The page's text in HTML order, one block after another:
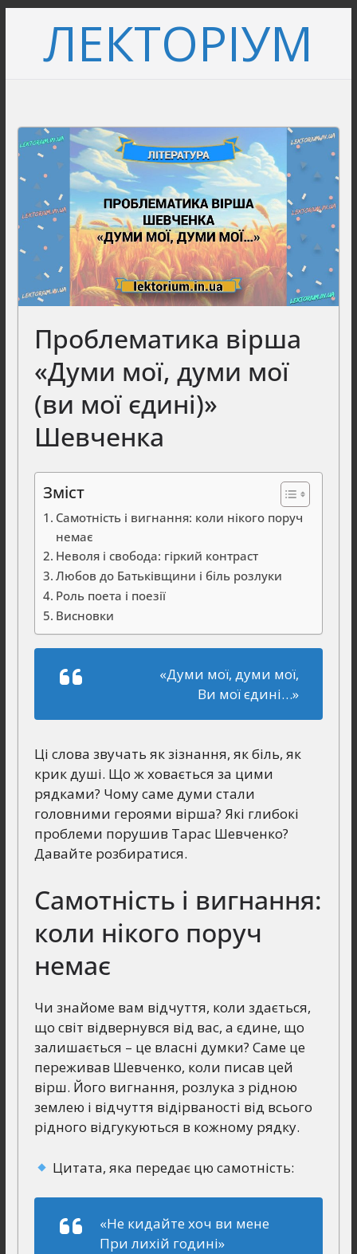
вмістуЛЕКТОРІУМ
Проблематика вірша
«Думи мої, думи мої
(ви мої єдині)»
Шевченка
Зміст
Самотність і вигнання: коли нікого поруч
немає
Неволя і свобода: гіркий контраст
Любов до Батьківщини і біль розлуки
Роль поета і поезії
Висновки
«Думи мої, думи мої,
Ви мої єдині…»
Ці слова звучать як зізнання, як біль, як
крик душі. Що ж ховається за цими
рядками? Чому саме думи стали
головними героями вірша? Які глибокі
проблеми порушив Тарас Шевченко?
Давайте розбиратися.
Самотність і вигнання:
коли нікого поруч
немає
Чи знайоме вам відчуття, коли здається,
що світ відвернувся від вас, а єдине, що
залишається – це власні думки? Саме це
переживав Шевченко, коли писав цей
вірш. Його вигнання, розлука з рідною
землею і відчуття відірваності від всього
рідного відгукуються в кожному рядку.
Цитата, яка передає цю самотність:
«Не кидайте хоч ви мене
При лихій годині»